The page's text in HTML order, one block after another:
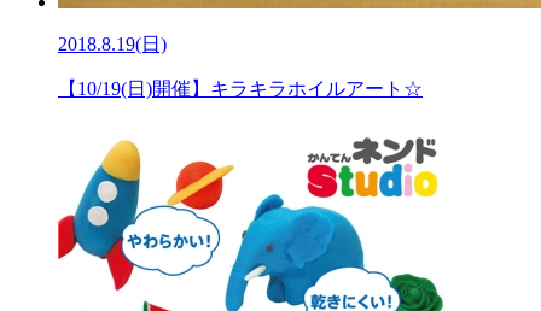
2018.8.19(日)
【10/19(日)開催】キラキラホイルアート☆